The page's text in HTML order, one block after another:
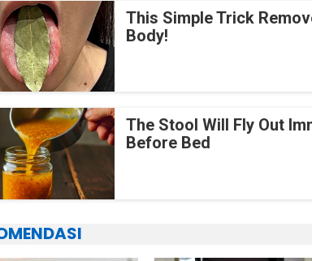
This Simple Trick
Body!
The Stool Will Fly Out
Before Bed